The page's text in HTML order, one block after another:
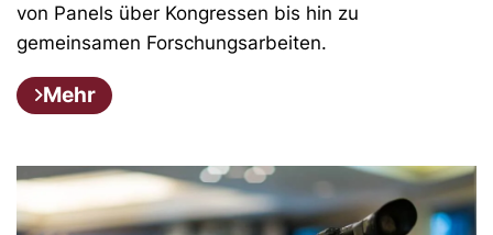
von Panels über Kongressen bis hin zu
gemeinsamen Forschungsarbeiten.
Mehr